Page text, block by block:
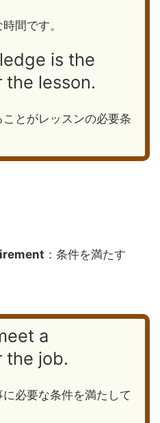
間です。
is the
the lesson.
とがレッスンの必要条
：条件を満たす
a
the job.
必要な条件を満たして